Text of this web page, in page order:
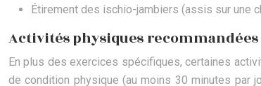
Étirement des ischio-jambiers (assis sur une
Activités physiques
En plus des exercices spécifiques, certaines
de condition physique (au moins 30 minutes par